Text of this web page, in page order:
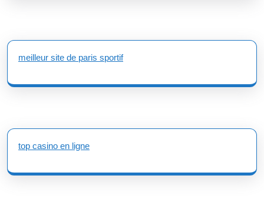
meilleur site de paris sportif
top casino en ligne